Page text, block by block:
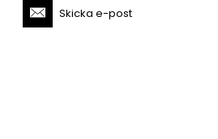
Skicka e-post